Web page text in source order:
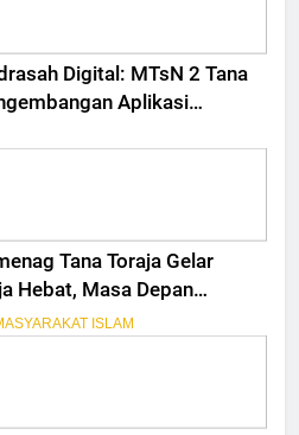
Digital: MTsN 2 Tana
Aplikasi
Tana Toraja Gelar
Hebat, Masa Depan
ISLAM